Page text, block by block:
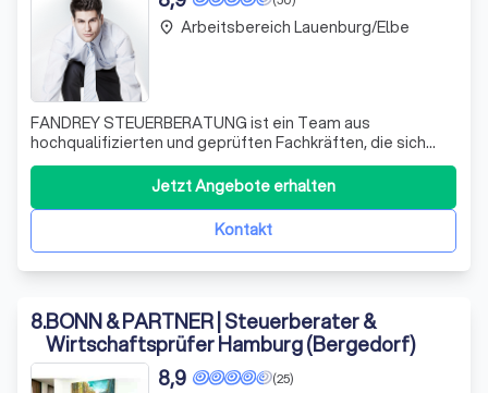
FANDREY STEUERBERATUNG ist ein Team aus
hochqualifizierten und geprüften Fachkräften, die sich
leidenschaftlich für die Betreuung ihrer Mandanten
einsetzen. Wir bieten einen persönlichen und individuellen
Service, um Sie bestmöglich zu beraten und Ihre Ziele zu
verwirklichen. Mit umfangreichen Erfah
Kontakt
Jetzt Angebote erhalten
place Arbeitsbereich Lauenburg/Elbe
8.BONN & PARTNER | Steuerberater &
Wirtschaftsprüfer Hamburg (Bergedorf)
(25)
8,9